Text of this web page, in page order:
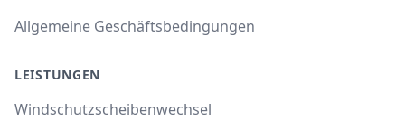
Allgemeine Geschäftsbedingungen
LEISTUNGEN
Windschutzscheibenwechsel